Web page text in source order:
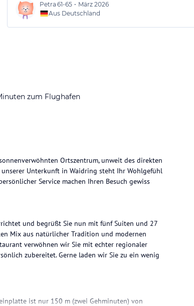
Petra 61-65 • März 2026
Aus Deutschland
zum Flughafen
Ortszentrum, unweit des direkten
Unterkunft in Waidring steht Ihr Wohlgefühl
Service machen Ihren Besuch gewiss
und begrüßt Sie nun mit fünf Suiten und 27
Mix aus natürlicher Tradition und modernen
verwöhnen wir Sie mit echter regionaler
zubereitet. Gerne laden wir Sie zu ein wenig
ist nur 150 m (zwei Gehminuten) von